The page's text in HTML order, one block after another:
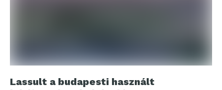
Lassult a budapesti használt